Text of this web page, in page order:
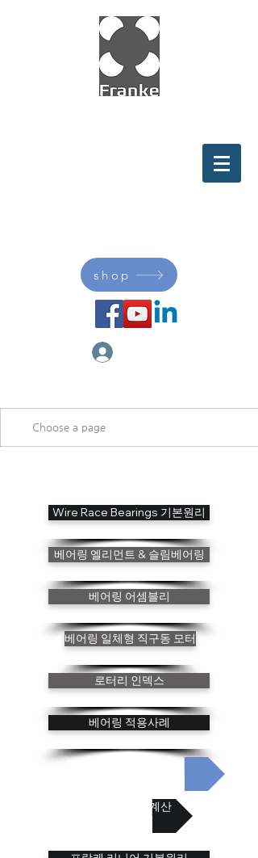
shop
Wire Race Bearings 기본원리
베어링 엘리먼트 & 슬림베어링
베어링 어셈블리
베어링 일체형 직구동 모터
로터리 인덱스
베어링 적용사례
베어링 수명 계산